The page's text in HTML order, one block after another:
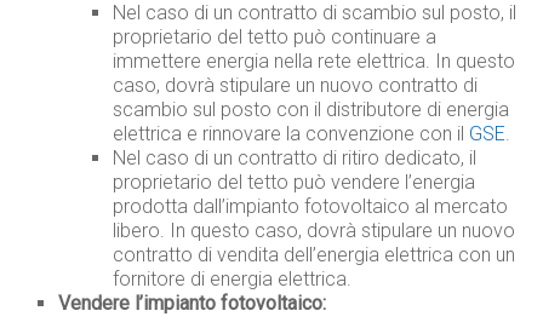
Nel caso di un contratto di scambio sul posto, il
proprietario del tetto può continuare a
immettere energia nella rete elettrica. In questo
caso, dovrà stipulare un nuovo contratto di
scambio sul posto con il distributore di energia
elettrica e rinnovare la convenzione con il GSE.
Nel caso di un contratto di ritiro dedicato, il
proprietario del tetto può vendere l’energia
prodotta dall’impianto fotovoltaico al mercato
libero. In questo caso, dovrà stipulare un nuovo
contratto di vendita dell’energia elettrica con un
fornitore di energia elettrica.
Vendere l’impianto fotovoltaico: